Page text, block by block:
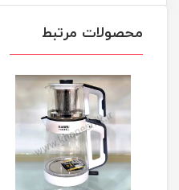
محصولات مرتبط